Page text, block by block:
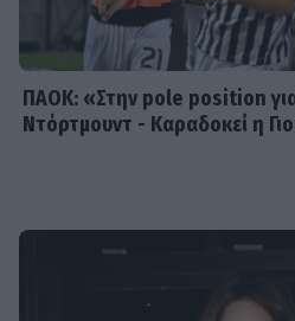
ΠΑΟΚ: «Στην pole position
Ντόρτμουντ - Καραδοκεί η